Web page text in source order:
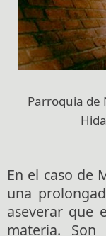
Parroquia de
En el caso de
una
aseverar que
materia.